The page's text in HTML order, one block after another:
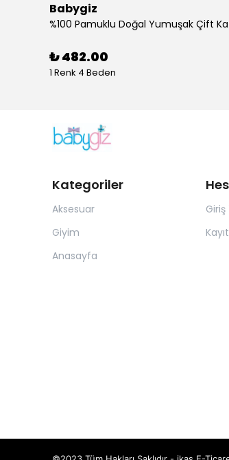
Babygiz
₺ 482.00
1 Renk 4 Beden
Kategoriler
Aksesuar
Giyim
Anasayfa
Giriş